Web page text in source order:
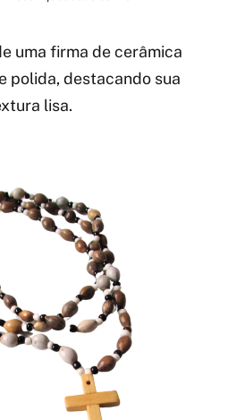
uma firma de cerâmica
polida, destacando sua
lisa.